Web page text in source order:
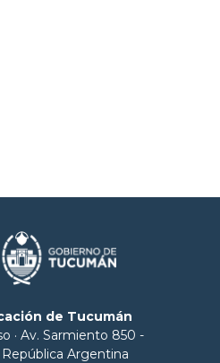
de Tucumán
· Av. Sarmiento 850 -
Argentina